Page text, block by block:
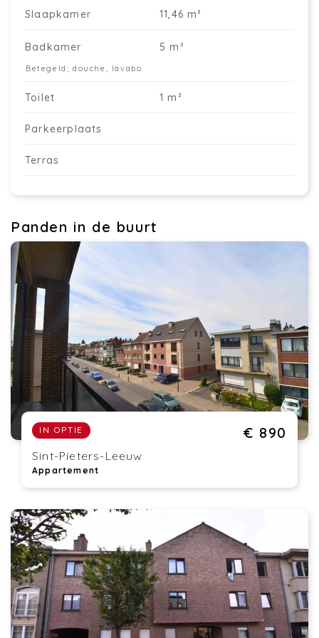
Slaapkamer 11,46 m²
Badkamer 5 m²
Betegeld; douche, lavabo
Toilet 1 m²
Parkeerplaats
Terras
Panden in de buurt
IN OPTIE € 890
Sint-Pieters-Leeuw
Appartement